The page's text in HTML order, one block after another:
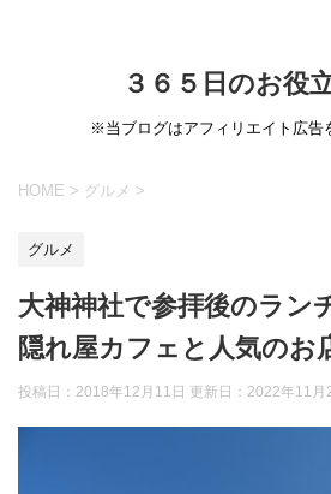
３６５日のお役
※当ブログはアフィリエイト広告
HOME > グルメ >
グルメ
大神神社で参拝後のラン
隠れ屋カフェと人気のお
投稿日：2018年12月11日 更新日： 2022年11月